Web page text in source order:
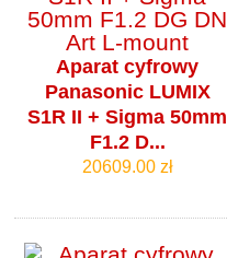
Aparat cyfrowy
Panasonic LUMIX
S1R II + Sigma 50mm
F1.2 D...
20609.00 zł